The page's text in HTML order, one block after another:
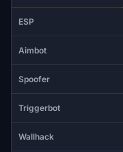
ESP
Aimbot
Spoofer
Triggerbot
Wallhack